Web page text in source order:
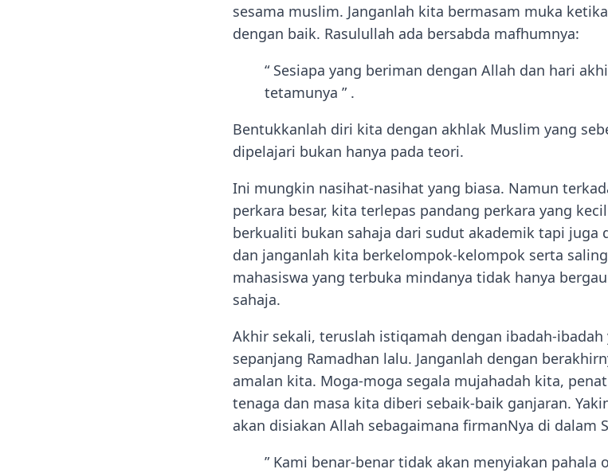
sesama muslim. Janganlah kita bermasam muka
dengan baik. Rasulullah ada bersabda mafhumnya:
“ Sesiapa yang beriman dengan Allah dan hari
tetamunya ” .
Bentukkanlah diri kita dengan akhlak Muslim yang
dipelajari bukan hanya pada teori.
Ini mungkin nasihat-nasihat yang biasa. Namun
perkara besar, kita terlepas pandang perkara yang
berkualiti bukan sahaja dari sudut akademik tapi juga
dan janganlah kita berkelompok-kelompok serta
mahasiswa yang terbuka mindanya tidak hanya
sahaja.
Akhir sekali, teruslah istiqamah dengan ibadah-
sepanjang Ramadhan lalu. Janganlah dengan
amalan kita. Moga-moga segala mujahadah kita,
tenaga dan masa kita diberi sebaik-baik ganjaran.
akan disiakan Allah sebagaimana firmanNya di dalam
” Kami benar-benar tidak akan menyiakan pahala